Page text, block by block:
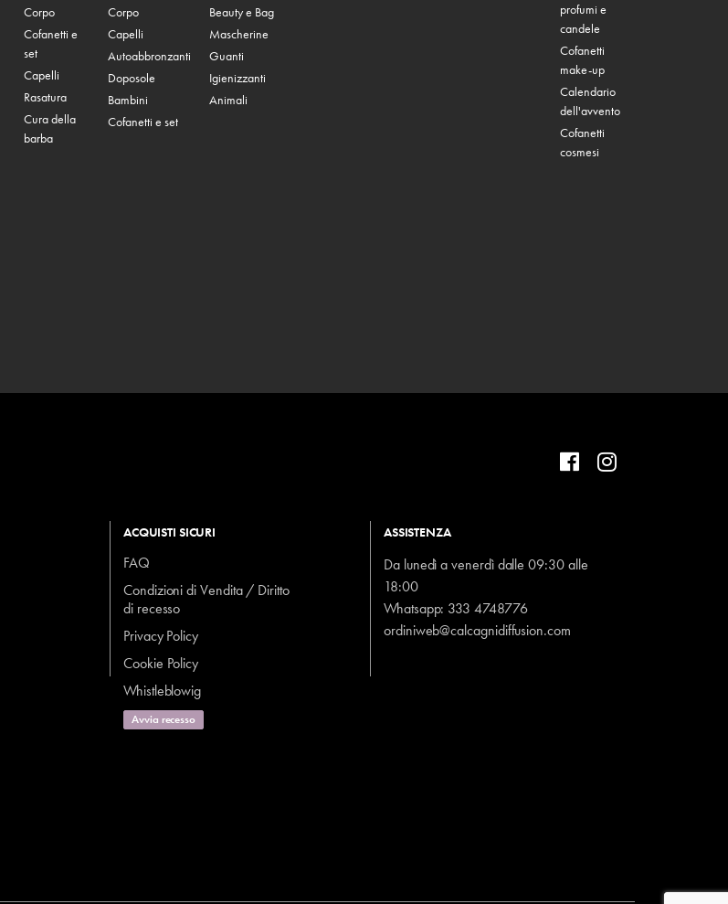
Corpo
Cofanetti e
set
Capelli
Rasatura
Cura della
barba
Corpo
Capelli
Autoabbronzanti
Doposole
Bambini
Cofanetti e set
Beauty e Bag
Mascherine
Guanti
Igienizzanti
Animali
profumi e
candele
Cofanetti
make-up
Calendario
dell'avvento
Cofanetti
cosmesi
ACQUISTI SICURI
FAQ
Condizioni di Vendita / Diritto
di recesso
Privacy Policy
Cookie Policy
Whistleblowig
Avvia recesso
ASSISTENZA
Da lunedì a venerdì dalle 09:30 alle
18:00
Whatsapp: 333 4748776
ordiniweb@calcagnidiffusion.com